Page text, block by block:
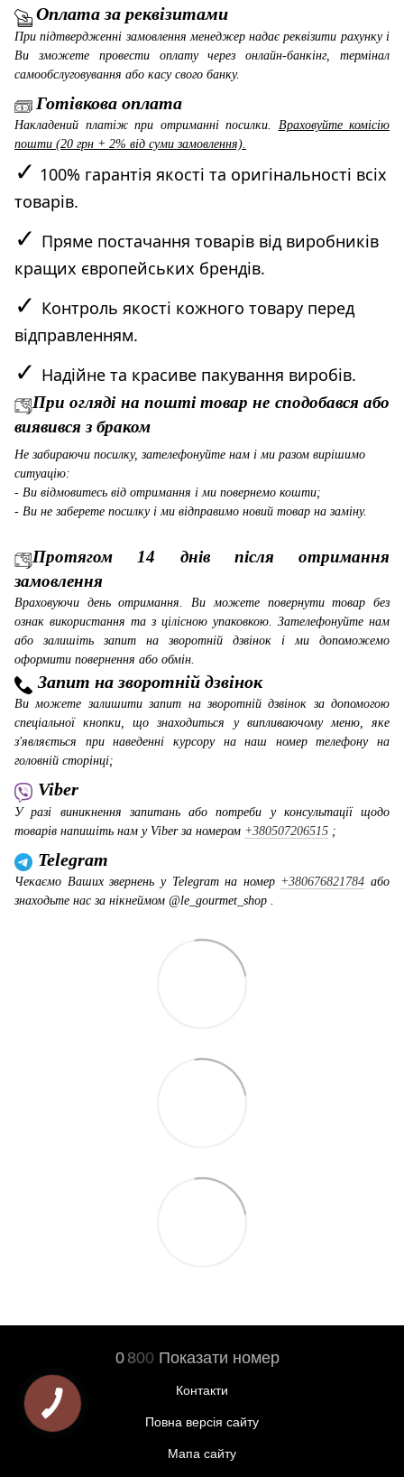
Оплата за реквізитами
При підтвердженні замовлення менеджер надає реквізити рахунку і
Ви зможете провести оплату через онлайн-банкінг, термінал
самообслуговування або касу свого банку.
Готівкова оплата
Накладений платіж при отриманні посилки. Враховуйте комісію
пошти (20 грн + 2% від суми замовлення).
✓ 100% гарантія якості та оригінальності всіх
товарів.
✓ Пряме постачання товарів від виробників
кращих європейських брендів.
✓ Контроль якості кожного товару перед
відправленням.
✓ Надійне та красиве пакування виробів.
При огляді на пошті товар не сподобався або
виявився з браком
Не забираючи посилку, зателефонуйте нам і ми разом вирішимо
ситуацію:
- Ви відмовитесь від отримання і ми повернемо кошти;
- Ви не заберете посилку і ми відправимо новий товар на заміну.
Протягом 14 днів після отримання
замовлення
Враховуючи день отримання. Ви можете повернути товар без
ознак використання та з цілісною упаковкою. Зателефонуйте нам
або залишіть запит на зворотній дзвінок і ми допоможемо
оформити повернення або обмін.
Запит на зворотній дзвінок
Ви можете залишити запит на зворотній дзвінок за допомогою
спеціальної кнопки, що знаходиться у випливаючому меню, яке
з'являється при наведенні курсору на наш номер телефону на
головній сторінці;
Viber
У разі виникнення запитань або потреби у консультації щодо
товарів напишіть нам у Viber за номером +380507206515 ;
Telegram
Чекаємо Ваших звернень у Telegram на номер +380676821784 або
знаходьте нас за нікнеймом @le_gourmet_shop .
0 800 Показати номер
Контакти
Повна версія сайту
Мапа сайту